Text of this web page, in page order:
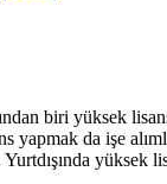
biri yüksek
yapmak da işe
yüksek